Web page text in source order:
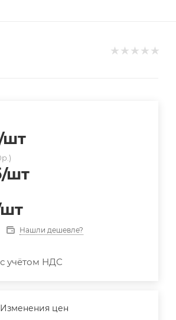
шт
/шт
Нашли дешевле?
учётом НДС
Изменения цен